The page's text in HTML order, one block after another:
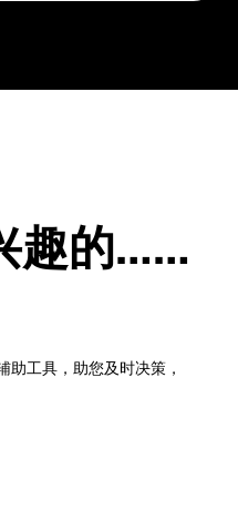
趣的……
助工具，助您及时决策，